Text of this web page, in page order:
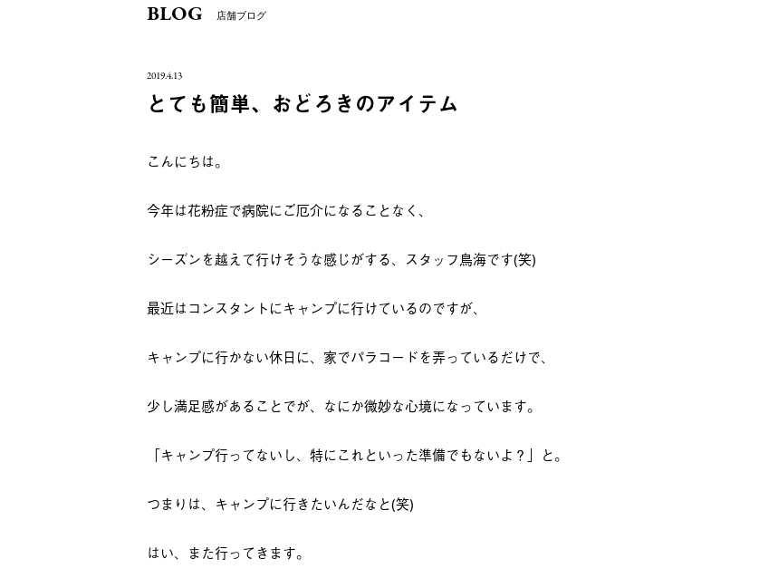
BLOG 店舗ブログ
2019.4.13
とても簡単、おどろきのアイテム
こんにちは。
今年は花粉症で病院にご厄介になることなく、
シーズンを越えて行けそうな感じがする、スタッフ鳥海です(笑)
最近はコンスタントにキャンプに行けているのですが、
キャンプに行かない休日に、家でパラコードを弄っているだけで、
少し満足感があることでが、なにか微妙な心境になっています。
「キャンプ行ってないし、特にこれといった準備でもないよ？」と。
つまりは、キャンプに行きたいんだなと(笑)
はい、また行ってきます。